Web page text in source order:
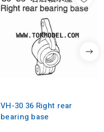
VH-30 36 Right rear
bearing base